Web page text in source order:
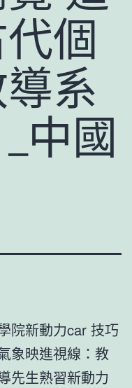
個
系
中國
院新動力car 技巧
象映進視線：教
先生熟習新動力